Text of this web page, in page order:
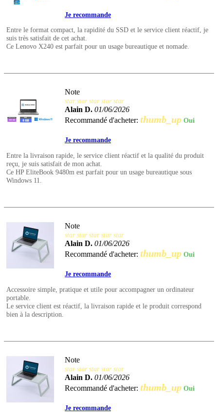
Je recommande
Entre le format compact, la rapidité du SSD et le service client réactif, je
suis très satisfait de cet achat.
Ce Lenovo X240 est parfait pour un usage bureautique et nomade.
Note
star star star star star
Alain D. 01/06/2026
Recommandé d'acheter: thumb_up Oui
Je recommande
Entre la livraison rapide, le service client réactif et la qualité du produit
reçu, je suis satisfait de mon achat.
Ce HP EliteBook 9480m est parfait pour un usage bureautique sous
Windows 11.
Note
star star star star star
Alain D. 01/06/2026
Recommandé d'acheter: thumb_up Oui
Je recommande
Accessoire simple, pratique et utile pour accompagner un ordinateur
portable.
Le service client est réactif, la livraison rapide et le produit correspond
bien à la description.
Note
star star star star star
Alain D. 01/06/2026
Recommandé d'acheter: thumb_up Oui
Je recommande